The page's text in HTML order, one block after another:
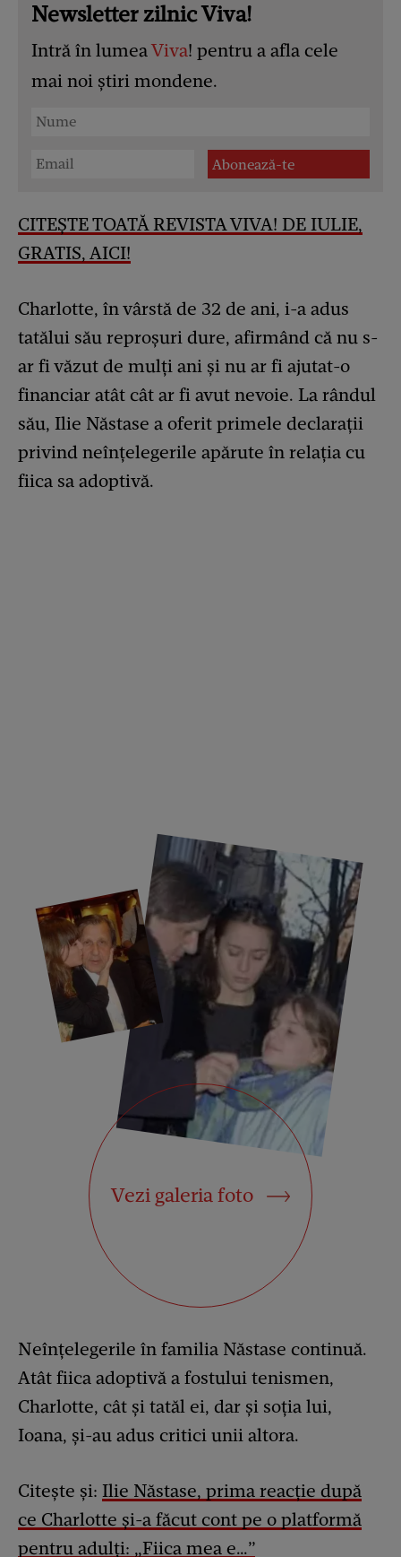
Newsletter zilnic Viva!
Intră în lumeaViva! pentru a afla cele
mai noi știri mondene.
CITEȘTE TOATĂ REVISTA VIVA! DE IULIE,
GRATIS, AICI!
Charlotte, în vârstă de 32 de ani, i-a adus
tatălui său reproșuri dure, afirmând că nu s-
ar fi văzut de mulți ani și nu ar fi ajutat-o
financiar atât cât ar fi avut nevoie. La rândul
său, Ilie Năstase a oferit primele declarații
privind neînțelegerile apărute în relația cu
fiica sa adoptivă.
Vezi galeria foto
Neînțelegerile în familia Năstase continuă.
Atât fiica adoptivă a fostului tenismen,
Charlotte, cât și tatăl ei, dar și soția lui,
Ioana, și-au adus critici unii altora.
Citește și: Ilie Năstase, prima reacție după
ce Charlotte și-a făcut cont pe o platformă
pentru adulți: „Fiica mea e…”